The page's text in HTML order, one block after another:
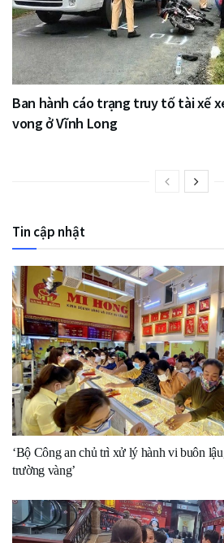
Ban hành cáo trạng truy tố tài xế
vong ở Vĩnh Long
Tin cập nhật
‘Bộ Công an chủ trì xử lý hành vi buôn
trường vàng’